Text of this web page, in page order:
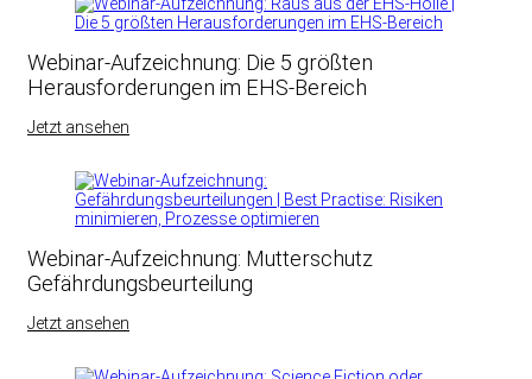
Webinar-Aufzeichnung: Die 5 größten
Herausforderungen im EHS-Bereich
Jetzt ansehen
Webinar-Aufzeichnung: Mutterschutz
Gefährdungsbeurteilung
Jetzt ansehen